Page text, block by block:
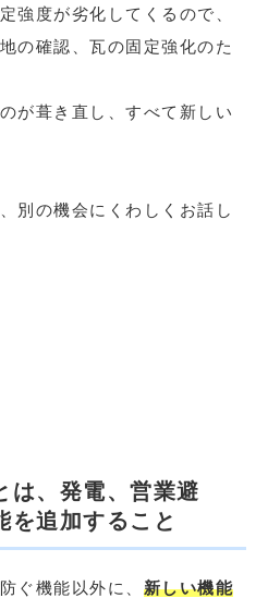
強度が劣化してくるので、
の確認、瓦の固定強化のた
が葺き直し、すべて新しい
別の機会にくわしくお話し
は、発電、営業避
を追加すること
ぐ機能以外に、 新しい機能